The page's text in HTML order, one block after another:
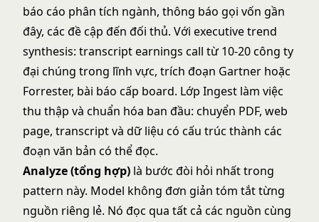
báo cáo phân tích ngành, thông báo gọi vốn gần
đây, các đề cập đến đối thủ. Với executive trend
synthesis: transcript earnings call từ 10-20 công ty
đại chúng trong lĩnh vực, trích đoạn Gartner hoặc
Forrester, bài báo cấp board. Lớp Ingest làm việc
thu thập và chuẩn hóa ban đầu: chuyển PDF, web
page, transcript và dữ liệu có cấu trúc thành các
đoạn văn bản có thể đọc.
Analyze (tổng hợp) là bước đòi hỏi nhất trong
pattern này. Model không đơn giản tóm tắt từng
nguồn riêng lẻ. Nó đọc qua tất cả các nguồn cùng